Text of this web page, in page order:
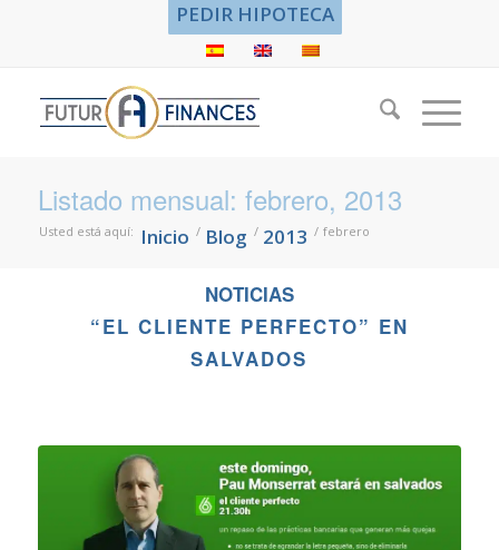
PEDIR HIPOTECA
Listado mensual: febrero, 2013
Usted está aquí: Inicio / Blog / 2013 / febrero
NOTICIAS
“EL CLIENTE PERFECTO” EN
SALVADOS